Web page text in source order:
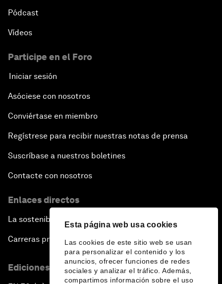
Esta página web usa cookies
Las cookies de este sitio web se usan
para personalizar el contenido y los
anuncios, ofrecer funciones de redes
sociales y analizar el tráfico. Además,
compartimos información sobre el uso
Pódcast
Vídeos
Participe en el Foro
Iniciar sesión
Asóciese con nosotros
Conviértase en miembro
Regístrese para recibir nuestras notas de prensa
Suscríbase a nuestros boletines
Contacte con nosotros
Enlaces directos
La sostenibilidad en el Foro
Carreras profesionales
Ediciones en otros idiomas